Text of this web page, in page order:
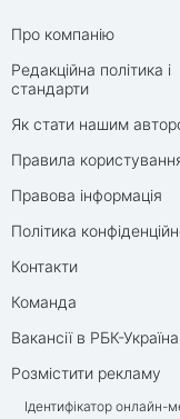
Про компанію
Редакційна політика і
стандарти
Як стати нашим
Правила
Правова інформація
Політика
Контакти
Команда
Вакансії в РБК-Україна
Розмістити рекламу
Ідентифікатор онлайн-